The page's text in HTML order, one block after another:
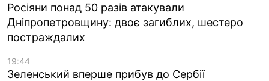
Росіяни понад 50 разів атакували
Дніпропетровщину: двоє загиблих, шестеро
постраждалих
19:44
Зеленський вперше прибув до Сербії